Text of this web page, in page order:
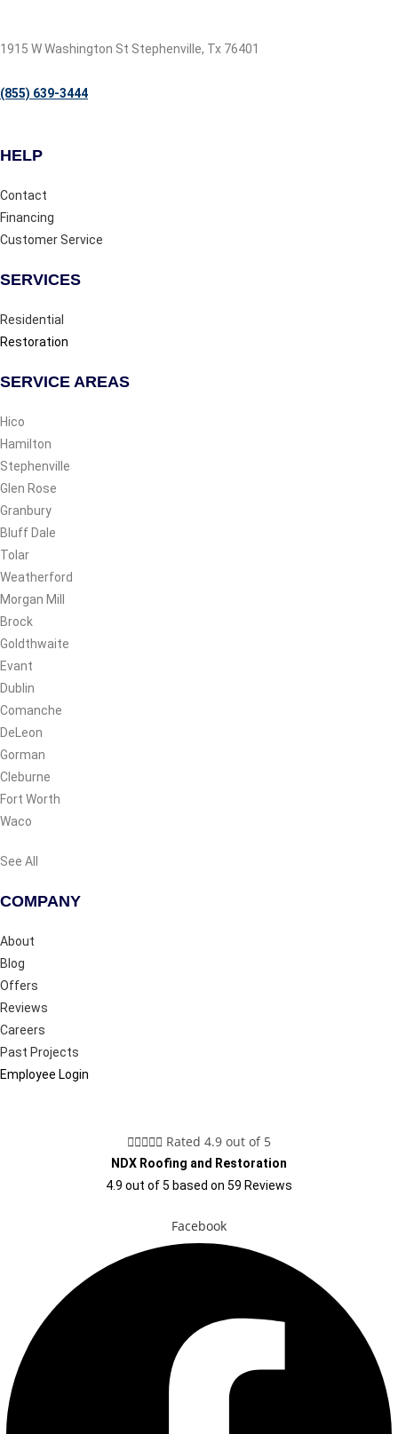
1915 W Washington St Stephenville, Tx 76401
(855) 639-3444
HELP
Contact
Financing
Customer Service
SERVICES
Residential
Restoration
SERVICE AREAS
Hico
Hamilton
Stephenville
Glen Rose
Granbury
Bluff Dale
Tolar
Weatherford
Morgan Mill
Brock
Goldthwaite
Evant
Dublin
Comanche
DeLeon
Gorman
Cleburne
Fort Worth
Waco
See All
COMPANY
About
Blog
Offers
Reviews
Careers
Past Projects
Employee Login
 Rated 4.9 out of 5
NDX Roofing and Restoration
4.9 out of5 based on 59 Reviews
Facebook